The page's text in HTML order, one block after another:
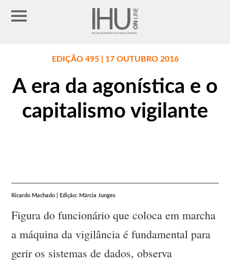
EDIÇÃO 495 | 17 OUTUBRO 2016
A era da agonística e o
capitalismo vigilante
Ricardo Machado | Edição: Márcia Junges
Figura do funcionário que coloca em marcha
a máquina da vigilância é fundamental para
gerir os sistemas de dados, observa